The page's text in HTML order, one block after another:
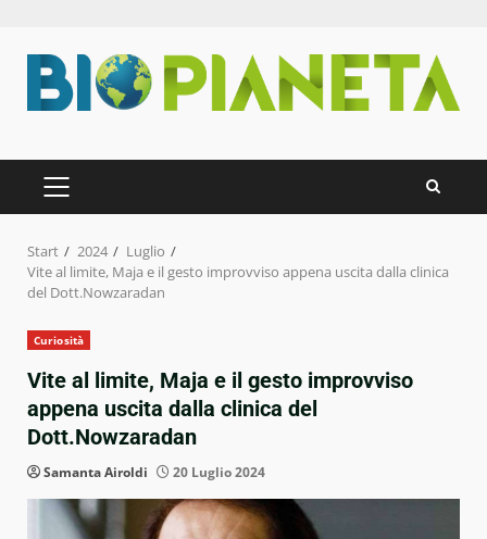
Inhalt
springen
PRIMÄRES
MENÜ
Start 2024
Luglio
Vite al limite, Maja e il gesto improvviso appena uscita dalla clinica
del Dott.Nowzaradan
Curiosità
Vite al limite, Maja e il gesto improvviso
appena uscita dalla clinica del
Dott.Nowzaradan
Samanta Airoldi 20 Luglio 2024